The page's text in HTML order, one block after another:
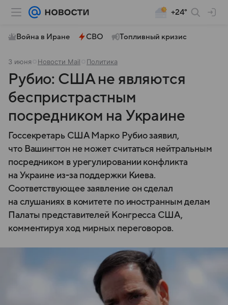
+24°
Война в Иране СВО Топливный кризис
3 июня Новости Mail Политика
Рубио: США не являются
беспристрастным
посредником на Украине
Госсекретарь США Марко Рубио заявил,
что Вашингтон не может считаться нейтральным
посредником в урегулировании конфликта
на Украине из-за поддержки Киева.
Соответствующее заявление он сделал
на слушаниях в комитете по иностранным делам
Палаты представителей Конгресса США,
комментируя ход мирных переговоров.